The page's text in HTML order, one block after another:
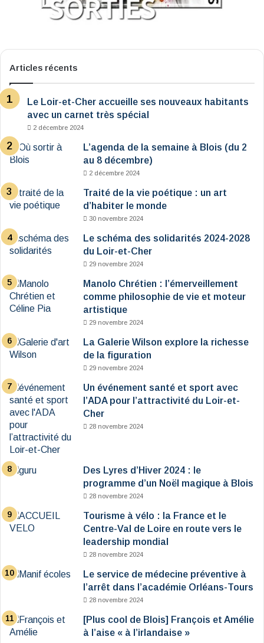
Articles récents
Le Loir-et-Cher accueille ses nouveaux habitants
avec un carnet très spécial
2 décembre 2024
L’agenda de la semaine à Blois (du 2
au 8 décembre)
2 décembre 2024
Traité de la vie poétique : un art
d’habiter le monde
30 novembre 2024
Le schéma des solidarités 2024-2028
du Loir-et-Cher
29 novembre 2024
Manolo Chrétien : l’émerveillement
comme philosophie de vie et moteur
artistique
29 novembre 2024
La Galerie Wilson explore la richesse
de la figuration
29 novembre 2024
Un événement santé et sport avec
l’ADA pour l’attractivité du Loir-et-
Cher
28 novembre 2024
Des Lyres d’Hiver 2024 : le
programme d’un Noël magique à Blois
28 novembre 2024
Tourisme à vélo : la France et le
Centre-Val de Loire en route vers le
leadership mondial
28 novembre 2024
Le service de médecine préventive à
l’arrêt dans l’académie Orléans-Tours
28 novembre 2024
[Plus cool de Blois] François et Amélie
à l’aise « à l’irlandaise »